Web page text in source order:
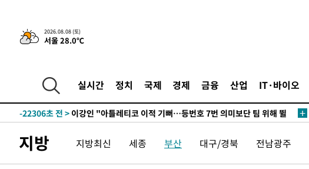
2026.08.08 (토)
서울 28.0℃
실시간 정치 국제 경제 금융 산업 IT·바이오
7시간 전 >[속보]뉴욕증시 상승 마감…S&P 0.6% 나스닥 1.3%↑
한민수·김용 순
-23490초 전 >
[속보]김민석, 與 전대 당원투표 누적 득표율 45.42%로 1위… 정
청래 44.56%
-22772초 전 >
42.08%·宋 10.17%
-22306초 전 > 이강인 "아틀레티코 이적 기뻐…등번호 7번 의미보단 팀 위해 뛸
-16015초 전 >
낮 최고 35도 '무더위'…동해안 시간당 30㎜ '강한 비'[내일날씨]
-15285초 전 >[속보]이강인 "감독님이 원하는 마음 느꼈고, 많은 트로피 원해 아
지방 지방최신 세종 부산 대구/경북 전남광주